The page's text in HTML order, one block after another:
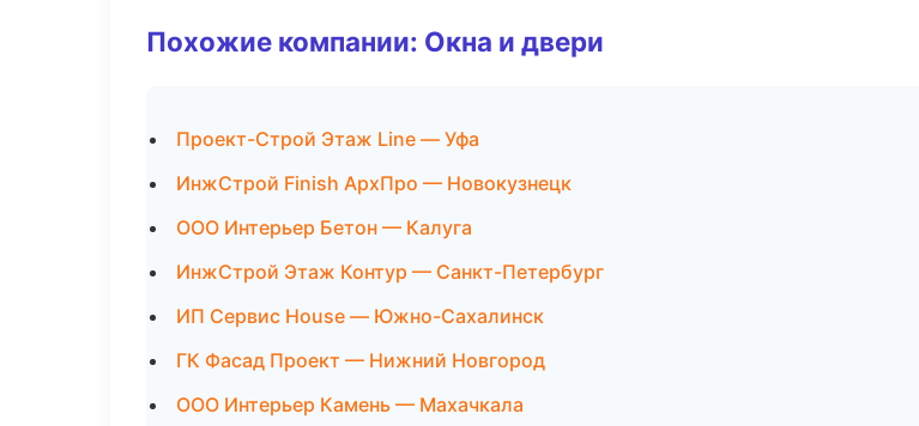
Похожие компании: Окна и двери
Проект-Строй Этаж Line — Уфа
ИнжСтрой Finish АрхПро — Новокузнецк
ООО Интерьер Бетон — Калуга
ИнжСтрой Этаж Контур — Санкт-Петербург
ИП Сервис House — Южно-Сахалинск
ГК Фасад Проект — Нижний Новгород
ООО Интерьер Камень — Махачкала